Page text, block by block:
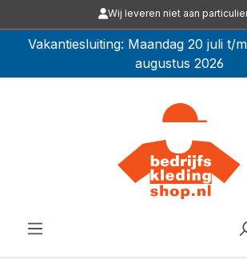
Ga naar de hoofdinhoudWij leveren niet aan
Vakantiesluiting: Maandag 20 juli t/
augustus 2026